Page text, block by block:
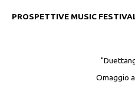
PROSPETTIVE MUSIC
Omaggio